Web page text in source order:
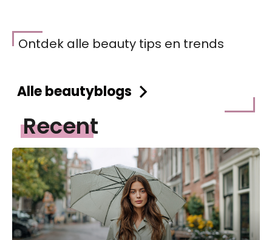
Ontdek alle beauty tips en trends
Alle beautyblogs
Recent